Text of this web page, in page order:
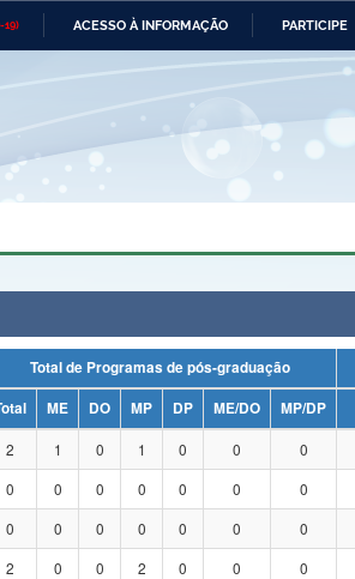
19) ACESSO À INFORMAÇÃO PARTICIPE
Ministério das Relações Ministério da
e dos Direitos
Banco Central do Brasil Planalto
Total de Programas de pós-graduação
ME DO MP DP ME/DO MP/DP
2 1 0 1 0 0 0
0 0 0 0 0 0 0
0 0 0 0 0 0 0
2 0 0 2 0 0 0